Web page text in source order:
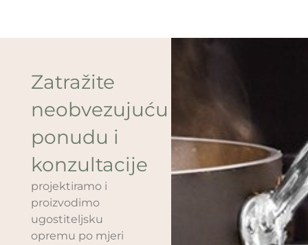
Zatražite
neobvezujuću
ponudu i
konzultacije
projektiramo i
proizvodimo
ugostiteljsku
opremu po mjeri